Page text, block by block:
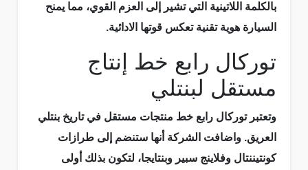
بالكلمة اللاتينية التي تشير إلى العزم القوي، مما يمنح
السيارة هوية تقنية تعكس قوتها الادائية.
توركال رابع خط إنتاج
مستقل لبنتلي
وتعتبر توركال رابع خط منتجات مستقل في تاريخ بنتلي
العريق. واضافت الشركة أنها ستنضم إلى طرازات
كونتيننتال وفلاينج سبير وبنتايجا، لتكون بذلك أولى